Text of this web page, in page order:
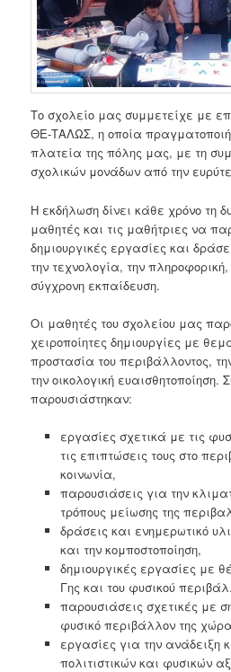
Το σχολείο μας συμμετείχε με
ΘΕ-ΤΑΛΩΣ, η οποία
πλατεία της πόλης μας, με τη
σχολικών μονάδων από την
Η εκδήλωση δίνει κάθε χρόνο τη
μαθητές και τις μαθήτριες να
δημιουργικές εργασίες και
την τεχνολογία, την
σύγχρονη εκπαίδευση.
Οι μαθητές του σχολείου μας
χειροποίητες δημιουργίες με
προστασία του περιβάλλοντος,
την οικολογική ευαισθητοποίηση.
παρουσιάστηκαν:
εργασίες σχετικά με τις
τις επιπτώσεις τους στο
κοινωνία,
παρουσιάσεις για την
τρόπους μείωσης της
δράσεις και ενημερωτικό
και την κομποστοποίηση,
δημιουργικές εργασίες με
Γης και του φυσικού
παρουσιάσεις σχετικές με
φυσικό περιβάλλον της
εργασίες για την ανάδειξη
πολιτιστικών και φυσικών